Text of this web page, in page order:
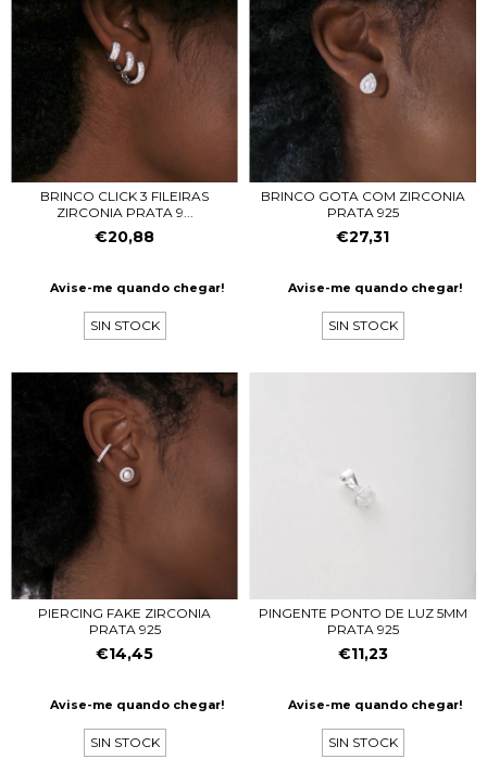
BRINCO CLICK 3 FILEIRAS
ZIRCONIA PRATA 9...
€20,88
Avise-me quando chegar!
SIN STOCK
BRINCO GOTA COM ZIRCONIA
PRATA 925
€27,31
Avise-me quando chegar!
SIN STOCK
PIERCING FAKE ZIRCONIA
PRATA 925
€14,45
Avise-me quando chegar!
SIN STOCK
PINGENTE PONTO DE LUZ 5MM
PRATA 925
€11,23
Avise-me quando chegar!
SIN STOCK